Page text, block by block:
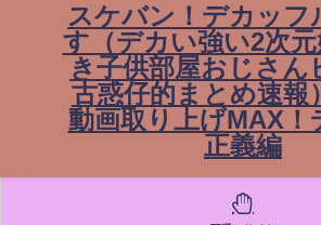
スケバン！デカッフ
す（デカい強い2次
き子供部屋おじさん
古惑仔的まとめ速報
動画取り上げMAX！
正義編